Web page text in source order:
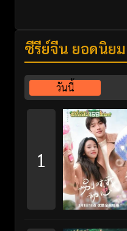
ซีรี่ย์จีน ยอดนิยม
วันนี้
1